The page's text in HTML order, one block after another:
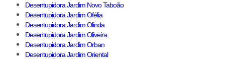
Desentupidora Jardim Novo Taboão
Desentupidora Jardim Ofélia
Desentupidora Jardim Olinda
Desentupidora Jardim Oliveira
Desentupidora Jardim Orban
Desentupidora Jardim Oriental